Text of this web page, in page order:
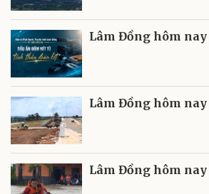
Lâm Đồng hôm nay
Lâm Đồng hôm nay
Lâm Đồng hôm nay